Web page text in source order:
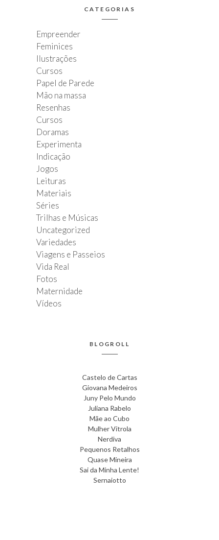
CATEGORIAS
Empreender
Feminices
Ilustrações
Cursos
Papel de Parede
Mão na massa
Resenhas
Cursos
Doramas
Experimenta
Indicação
Jogos
Leituras
Materiais
Séries
Trilhas e Músicas
Uncategorized
Variedades
Viagens e Passeios
Vida Real
Fotos
Maternidade
Vídeos
BLOGROLL
Castelo de Cartas
Giovana Medeiros
Juny Pelo Mundo
Juliana Rabelo
Mãe ao Cubo
Mulher Vitrola
Nerdiva
Pequenos Retalhos
Quase Mineira
Sai da Minha Lente!
Sernaiotto